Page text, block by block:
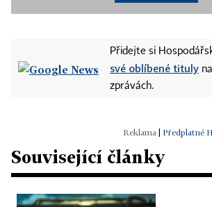
Přidejte si
své oblíbené tituly
zprávách.
Předplatné
Související články